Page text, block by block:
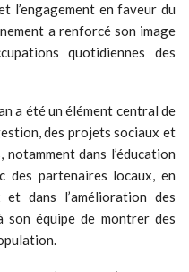
l’engagement en faveur du
a renforcé son image
quotidiennes des
a été un élément central de
des projets sociaux et
dans l’éducation
des partenaires locaux, en
dans l’amélioration des
son équipe de montrer des